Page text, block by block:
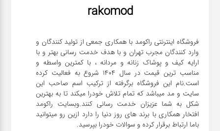
rakomod
فروشگاه اینترنتی راکومد با همکاری جمعی از تولید کنندگان و
وارد کنندگان مجرب تهران و با هدف خدمت رسانی بهتر و با
ارایه کیف و پوشاک زنانه و مردانه ، با کمترین واسطه و
مناسب ترین قیمت در سال 1404 شروع به فعالیت کرده
است.نام این فروشگاه برگرفته از ترکیب اسم صاحب این
سایت و مد میباشد که تمام تلاش خودرا میکند تا به بهترین
شکل به شما عزیزان خدمت رسانی کنند.وبسایت راکومد
افتخار همکاری با برند های روز دنیا را دارد ازین رو میتوانید
باما ارتباط برقرار کرده و سوالات خودرا بپرسید.